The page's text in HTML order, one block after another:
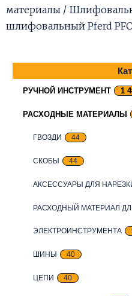
материалы /
шлифовальный Pferd PFC
РУЧНОЙ ИНСТРУМЕНТ 1
РАСХОДНЫЕ МАТЕРИАЛЫ
ГВОЗДИ 44
СКОБЫ 44
АКСЕССУАРЫ ДЛЯ
РАСХОДНЫЙ МАТЕРИАЛ
ЭЛЕКТРОИНСТРУМЕНТА
ШИНЫ 40
ЦЕПИ 40